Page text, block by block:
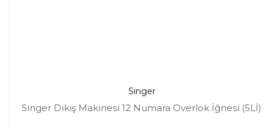
Singer
Singer Dikiş Makinesi 12 Numara Overlok İğnesi (5Lİ)